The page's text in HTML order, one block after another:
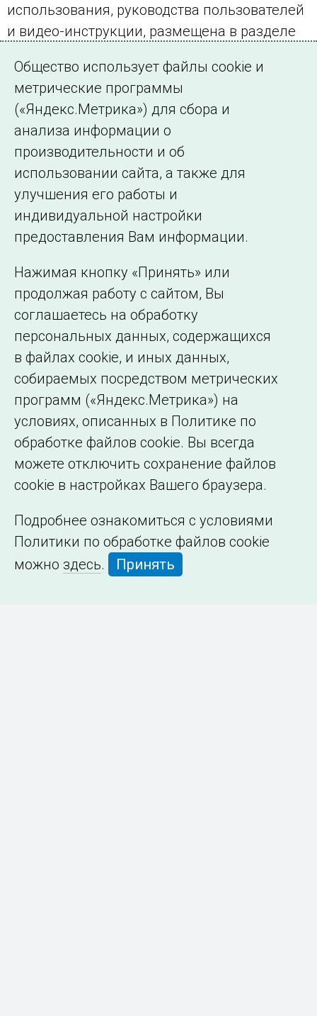
использования, руководства пользователей
и видео-инструкции, размещена в разделе
электроэнергетики».
← Все публикации
Подписаться на новости
©2005–2026 АО «СО ЕЭС»
Филиалы и
представительства
образовательной
организации
Общество использует файлы cookie и
метрические программы
(«Яндекс.Метрика») для сбора и
анализа информации о
производительности и об
использовании сайта, а также для
улучшения его работы и
индивидуальной настройки
предоставления Вам информации.
Нажимая кнопку «Принять» или
продолжая работу с сайтом, Вы
соглашаетесь на обработку
персональных данных, содержащихся
в файлах cookie, и иных данных,
собираемых посредством метрических
программ («Яндекс.Метрика») на
условиях, описанных в Политике по
обработке файлов cookie. Вы всегда
можете отключить сохранение файлов
cookie в настройках Вашего браузера.
Подробнее ознакомиться с условиями
Политики по обработке файлов cookie
можно здесь. Принять